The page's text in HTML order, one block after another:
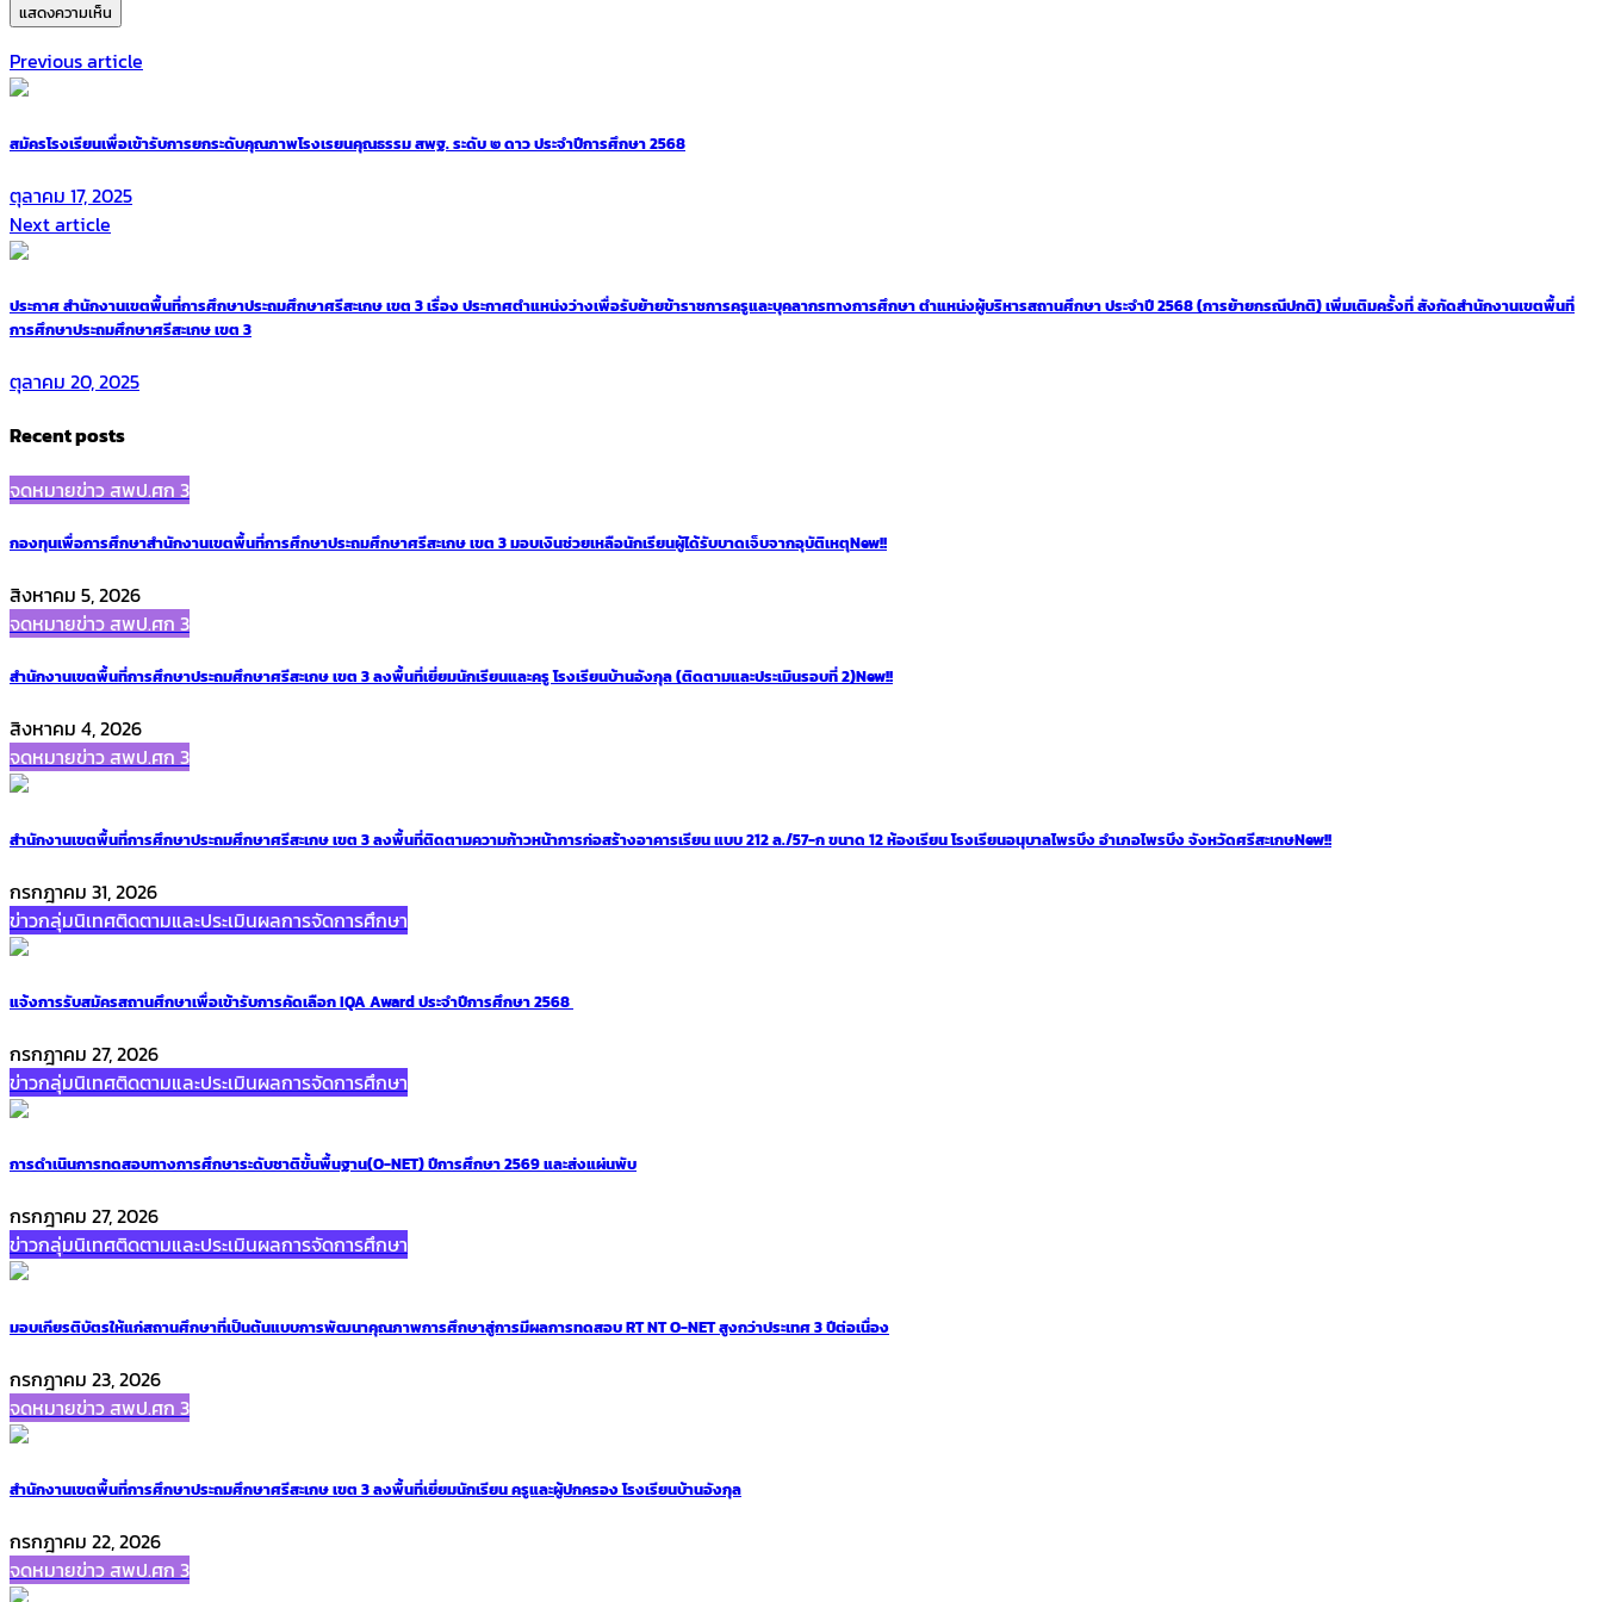
Previous article
สมัครโรงเรียนเพื่อเข้ารับการยกระดับคุณภาพโรงเรยนคุณธรรม สพฐ. ระดับ ๒ ดาว ประจำปีการศึกษา 2568
ตุลาคม 17, 2025
Next article
ประกาศ สำนักงานเขตพื้นที่การศึกษาประถมศึกษาศรีสะเกษ เขต 3 เรื่อง ประกาศตำแหน่งว่างเพื่อรับย้ายข้าราชการครูและบุคลากรทางการศึกษา ตำแหน่งผู้บริหารสถานศึกษา ประจำปี 2568 (การย้ายกรณีปกติ) เพิ่มเติมครั้งที่ สังกัดสำนักงานเขตพื้นที่
การศึกษาประถมศึกษาศรีสะเกษ เขต 3
ตุลาคม 20, 2025
Recent posts
จดหมายข่าว สพป.ศก 3
กองทุนเพื่อการศึกษาสำนักงานเขตพื้นที่การศึกษาประถมศึกษาศรีสะเกษ เขต 3 มอบเงินช่วยเหลือนักเรียนผู้ได้รับบาดเจ็บจากอุบัติเหตุNew!!
สิงหาคม 5, 2026
จดหมายข่าว สพป.ศก 3
สำนักงานเขตพื้นที่การศึกษาประถมศึกษาศรีสะเกษ เขต 3 ลงพื้นที่เยี่ยมนักเรียนและครู โรงเรียนบ้านอังกุล (ติดตามและประเมินรอบที่ 2)New!!
สิงหาคม 4, 2026
จดหมายข่าว สพป.ศก 3
สำนักงานเขตพื้นที่การศึกษาประถมศึกษาศรีสะเกษ เขต 3 ลงพื้นที่ติดตามความก้าวหน้าการก่อสร้างอาคารเรียน แบบ 212 ล./57-ก ขนาด 12 ห้องเรียน โรงเรียนอนุบาลไพรบึง อำเภอไพรบึง จังหวัดศรีสะเกษNew!!
กรกฎาคม 31, 2026
ข่าวกลุ่มนิเทศติดตามและประเมินผลการจัดการศึกษา
แจ้งการรับสมัครสถานศึกษาเพื่อเข้ารับการคัดเลือก IQA Award ประจำปีการศึกษา 2568
กรกฎาคม 27, 2026
ข่าวกลุ่มนิเทศติดตามและประเมินผลการจัดการศึกษา
การดำเนินการทดสอบทางการศึกษาระดับชาติขั้นพื้นฐาน(O-NET) ปีการศึกษา 2569 และส่งแผ่นพับ
กรกฎาคม 27, 2026
ข่าวกลุ่มนิเทศติดตามและประเมินผลการจัดการศึกษา
มอบเกียรติบัตรให้แก่สถานศึกษาที่เป็นต้นแบบการพัฒนาคุณภาพการศึกษาสู่การมีผลการทดสอบ RT NT O-NET สูงกว่าประเทศ 3 ปีต่อเนื่อง
กรกฎาคม 23, 2026
จดหมายข่าว สพป.ศก 3
สำนักงานเขตพื้นที่การศึกษาประถมศึกษาศรีสะเกษ เขต 3 ลงพื้นที่เยี่ยมนักเรียน ครูและผู้ปกครอง โรงเรียนบ้านอังกุล
กรกฎาคม 22, 2026
จดหมายข่าว สพป.ศก 3